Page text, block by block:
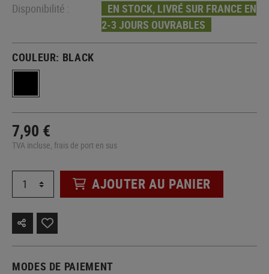
Disponibilité :
EN STOCK, LIVRÉ SUR FRANCE EN
2-3 JOURS OUVRABLES
COULEUR: BLACK
7,90 €
TVA incluse, frais de port en sus
AJOUTER AU PANIER
MODES DE PAIEMENT